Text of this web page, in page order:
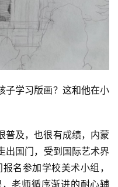
子学习版画？这和他在小
普及，也很有成绩，内蒙
出国门，受到国际艺术界
名参加学校美术小组，
老师循序渐进的耐心辅